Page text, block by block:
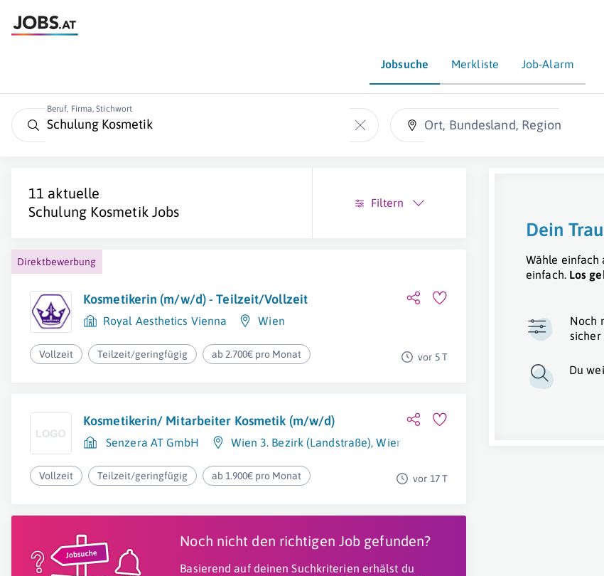
Jobsuche Merkliste Job-Alarm
Beruf, Firma, Stichwort
Ort, Bundesland, Region
11 aktuelle
Schulung KosmetikJobs
Filtern
Direktbewerbung
Kosmetikerin (m/w/d) - Teilzeit/Vollzeit
Royal Aesthetics Vienna Wien
Vollzeit Teilzeit/geringfügig ab 2.700€ pro Monat vor 5 T
Kosmetikerin/ Mitarbeiter Kosmetik (m/w/d)
Senzera AT GmbH Wien 3. Bezirk (Landstraße),Wien 8. Bezirk (Josefstadt)
Vollzeit Teilzeit/geringfügig ab 1.900€ pro Monat vor 17 T
Noch nicht den richtigen Job gefunden?
Basierend auf deinen Suchkriterien erhälst du
Dein
Wähle einfach
einfach. Los
Noch
sicher
Du